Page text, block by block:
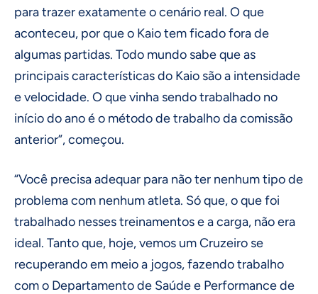
para trazer exatamente o cenário real. O que
aconteceu, por que o Kaio tem ficado fora de
algumas partidas. Todo mundo sabe que as
principais características do Kaio são a intensidade
e velocidade. O que vinha sendo trabalhado no
início do ano é o método de trabalho da comissão
anterior”, começou.
“Você precisa adequar para não ter nenhum tipo de
problema com nenhum atleta. Só que, o que foi
trabalhado nesses treinamentos e a carga, não era
ideal. Tanto que, hoje, vemos um Cruzeiro se
recuperando em meio a jogos, fazendo trabalho
com o Departamento de Saúde e Performance de